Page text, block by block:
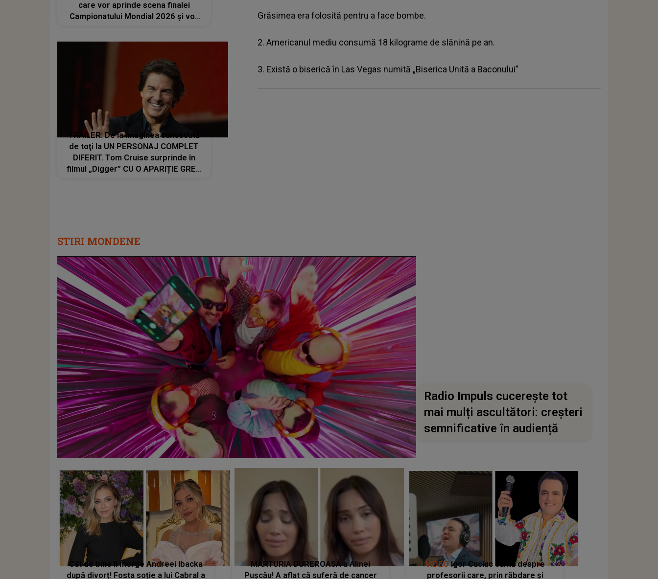
Grăsimea era folosită pentru a face bombe.
2. Americanul mediu consumă 18 kilograme de slănină pe an.
3. Există o biserică în Las Vegas numită „Biserica Unită a Baconului”
care vor aprinde scena finalei
Campionatului Mondial 2026 și vor
TRAILER: De la imaginea cunoscută
de toţi la UN PERSONAJ COMPLET
DIFERIT. Tom Cruise surprinde în
filmul „Digger” CU O APARIȚIE GREU
STIRI MONDENE
Radio Impuls cucerește tot
mai mulți ascultători: creșteri
semnificative în audiență
Cât de bine îi merge Andreei Ibacka
după divorț! Fosta soție a lui Cabral a
MĂRTURIA DUREROASĂ a Alinei
Pușcău! A aflat că suferă de cancer
VIDEOIgor Cuciuc cântă despre
profesorii care, prin răbdare și